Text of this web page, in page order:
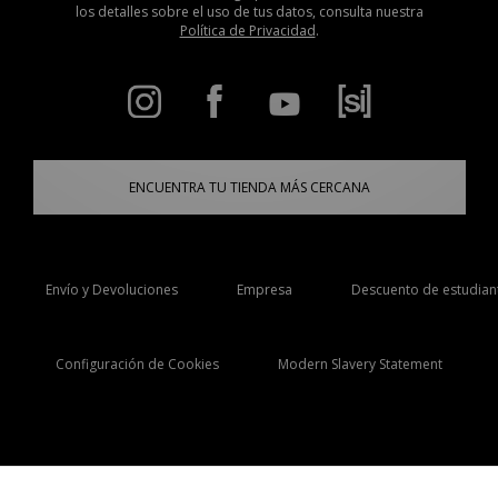
los detalles sobre el uso de tus datos, consulta nuestra
Política de Privacidad.
ENCUENTRA TU TIENDA MÁS CERCANA
Envío y Devoluciones Empresa Descuento de
Configuración de Cookies Modern Slavery Statement